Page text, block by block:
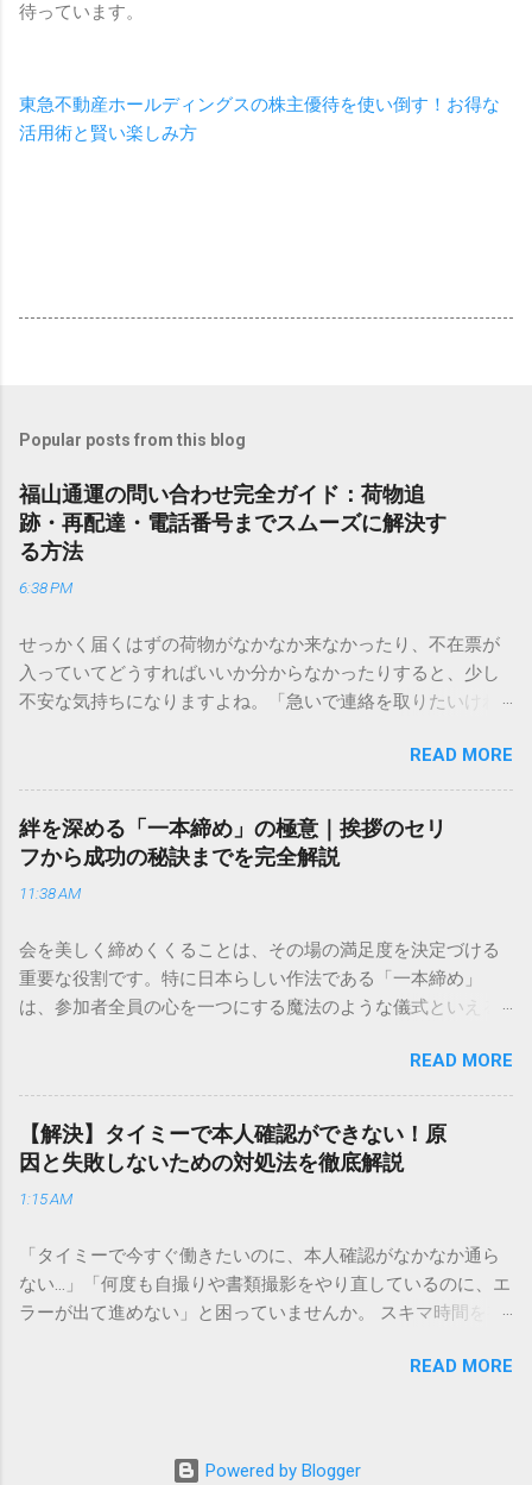
待っています。
東急不動産ホールディングスの株主優待を使い倒す！お得な
活用術と賢い楽しみ方
Popular posts from this blog
福山通運の問い合わせ完全ガイド：荷物追
跡・再配達・電話番号までスムーズに解決す
る方法
6:38 PM
せっかく届くはずの荷物がなかなか来なかったり、不在票が
入っていてどうすればいいか分からなかったりすると、少し
不安な気持ちになりますよね。「急いで連絡を取りたいけれ
きできる？」といった疑問を抱える方も多いはずです。 福山
通運は企業間物流のイメージが強いかもしれませんが、個人
向けの宅配サービスも非常に充実しています。大切なのは、
目的に合わせた適切な連絡先を選ぶことです。この記事で
は、荷物の追跡確認から営業所への電話連絡、再配達の依頼
手順まで、初めての方でも迷わずに解決できる方法を詳しく
本全国に広範なネットワークを持つ大手運送会社です。特に
重量物や大型の荷物、そして企業間の輸送において圧倒的な
実績を誇ります。 個人で利用する場合、他の宅配業者と少し
いう特徴があります。地域に密着した各拠点が配送をコント
ロールしているため、現場の状況に合わせた柔軟な相談がし
やすいのがメリットです。まずは、今抱えている悩みがどの
サービスで解決できるかを確認していきましょう。 1. 荷物の
るのが最も効率的です。現在の荷物がいったいどこにあるの
か、いつ届く予定なのかは、お手元の番号一つで判明しま
す。 伝票番号（お問い合わせ番号）を準備する : 送り状（伝
票）の控えに記載されている、数字の並びを確認してくださ
い。これが荷物の識別番号になります。 確認できる内容 : 集
め、電話がつながるのを待つ必要がありません。 スマートフ
READ MORE
絆を深める「一本締め」の極意｜挨拶のセリ
フから成功の秘訣までを完全解説
11:38 AM
会を美しく締めくくることは、その場の満足度を決定づける
重要な役割です。特に日本らしい作法である「一本締め」
は、参加者全員の心を一つにする魔法のような儀式といえる
「手拍子のリズムに自信がない」と不安を感じる方も多いは
ずです。この記事では、ビジネスからカジュアルな集まりま
で、どのような場面でも堂々と立ち振る舞えるための「一本
締め」の作法を、基礎知識から具体的なセリフ例まで丁寧に
解説します。 一本締めとは？その本質と効果 一本締めは、単
に手を叩いて終わらせる作業ではありません。その時間、そ
て刻み込む伝統的な儀礼です。 一本締めがもたらすポジティ
ブな効果 一体感の創出 参加者全員が一斉に同じリズムを刻む
ことで、集団としての連帯感が生まれます。 心地よい終幕
韻を大切にしながら、すっきりと解散することができます。
「一本締め」と「一丁締め」の違い 一般的に「パン！パン！
READ MORE
【解決】タイミーで本人確認ができない！原
因と失敗しないための対処法を徹底解説
1:15 AM
「タイミーで今すぐ働きたいのに、本人確認がなかなか通ら
ない…」「何度も自撮りや書類撮影をやり直しているのに、エ
ラーが出て進めない」と困っていませんか。 スキマ時間を有
賢い働き方に欠かせないツールです。しかし、その最初の壁
という、もったいない状況になってしまいます。 実は、タイ
READ MORE
Powered by Blogger